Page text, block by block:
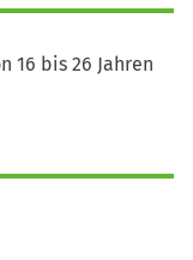
16 bis 26 Jahren